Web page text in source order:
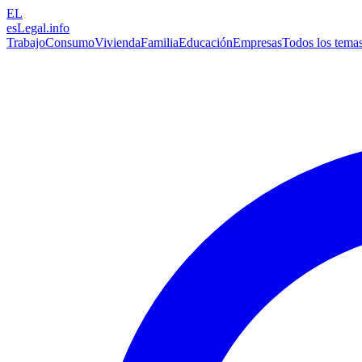
EL
esLegal.info
TrabajoConsumoViviendaFamiliaEducaciónEmpresasTodos los